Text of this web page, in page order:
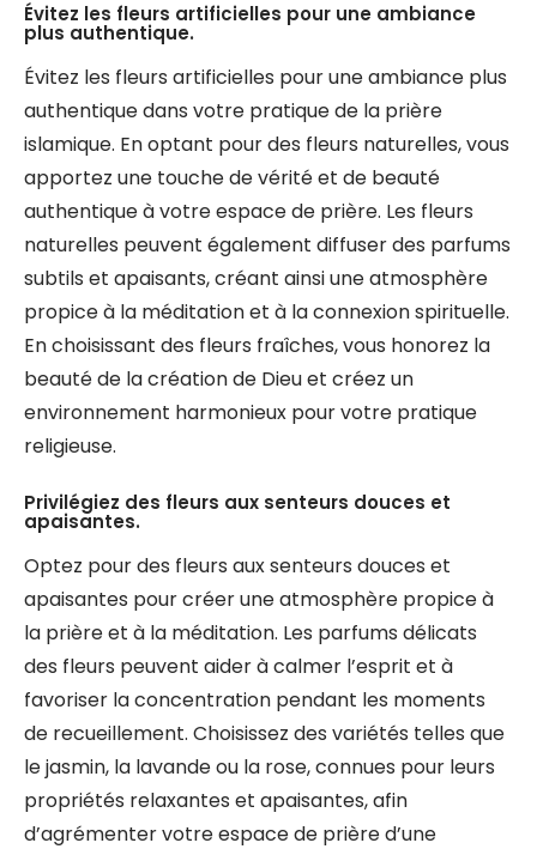
Évitez les fleurs artificielles pour une ambiance
plus authentique.
Évitez les fleurs artificielles pour une ambiance plus
authentique dans votre pratique de la prière
islamique. En optant pour des fleurs naturelles, vous
apportez une touche de vérité et de beauté
authentique à votre espace de prière. Les fleurs
naturelles peuvent également diffuser des parfums
subtils et apaisants, créant ainsi une atmosphère
propice à la méditation et à la connexion spirituelle.
En choisissant des fleurs fraîches, vous honorez la
beauté de la création de Dieu et créez un
environnement harmonieux pour votre pratique
religieuse.
Privilégiez des fleurs aux senteurs douces et
apaisantes.
Optez pour des fleurs aux senteurs douces et
apaisantes pour créer une atmosphère propice à
la prière et à la méditation. Les parfums délicats
des fleurs peuvent aider à calmer l’esprit et à
favoriser la concentration pendant les moments
de recueillement. Choisissez des variétés telles que
le jasmin, la lavande ou la rose, connues pour leurs
propriétés relaxantes et apaisantes, afin
d’agrémenter votre espace de prière d’une